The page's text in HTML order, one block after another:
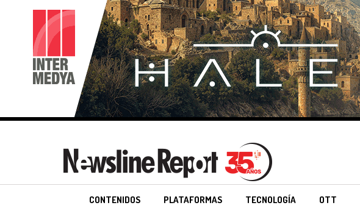
CONTENIDOS PLATAFORMAS TECNOLOGÍA OTT